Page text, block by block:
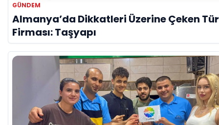
GÜNDEM
Almanya’da Dikkatleri Üzerine Çeken
Firması: Taşyapı